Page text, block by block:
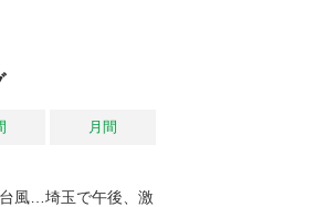
月間
台風…埼玉で午後、激